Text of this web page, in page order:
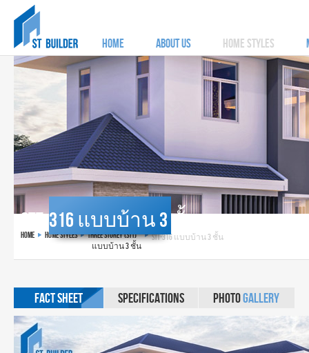
HOME ABOUT US HOME STYLES
STT-316 แบบบ้าน 3 ชั้น
HOME HOME STYLES
THREE STOREY (STT)
แบบบ้าน 3 ชั้น
STT-316 แบบบ้าน 3 ชั้น
FACTSHEET SPECIFICATIONS PHOTOGALLERY